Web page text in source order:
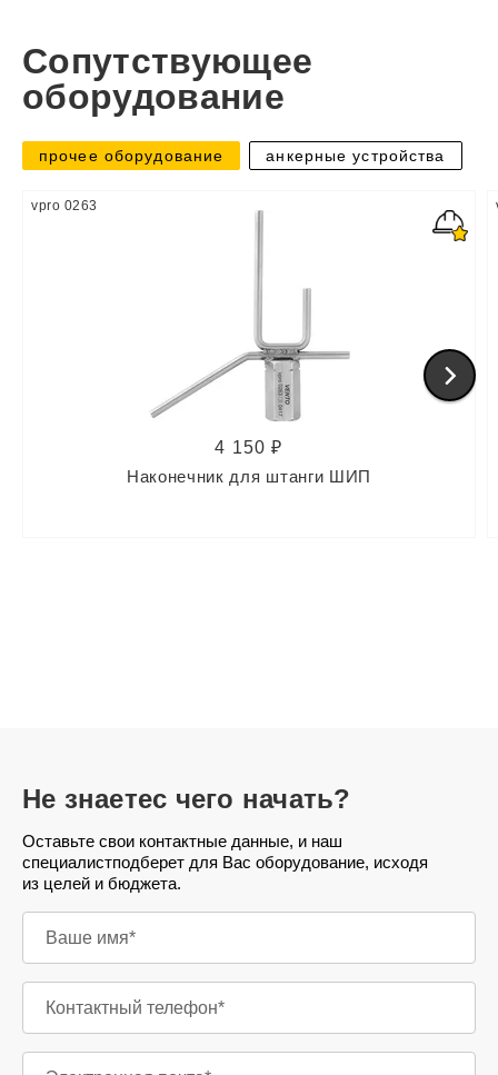
Сопутствующее
оборудование
прочее оборудование анкерные устройства
vpro 0263
4 150 ₽
Наконечник для штанги ШИП
Не знаетес чего начать?
Оставьте свои контактные данные, и наш
специалистподберет для Вас оборудование, исходя
из целей и бюджета.